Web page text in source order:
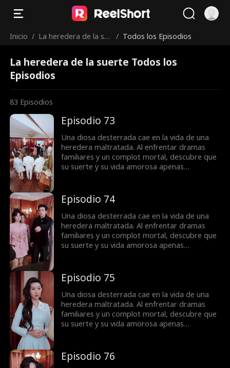
Inicio / La heredera de la su
/ Todos los Episodios
La heredera de la suerte Todos los
Episodios
83 Episodios
Episodio 73
Una diosa desterrada cae en la vida de una
heredera maltratada. Al enfrentar dramas
familiares y un complot mortal, descubre que
su suerte y su vida amorosa apenas
Episodio 74
Una diosa desterrada cae en la vida de una
heredera maltratada. Al enfrentar dramas
familiares y un complot mortal, descubre que
su suerte y su vida amorosa apenas
Episodio 75
Una diosa desterrada cae en la vida de una
heredera maltratada. Al enfrentar dramas
familiares y un complot mortal, descubre que
su suerte y su vida amorosa apenas
Episodio 76